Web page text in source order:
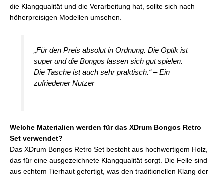
die Klangqualität und die Verarbeitung hat, sollte sich nach
höherpreisigen Modellen umsehen.
„Für den Preis absolut in Ordnung. Die Optik ist
super und die Bongos lassen sich gut spielen.
Die Tasche ist auch sehr praktisch.“ – Ein
zufriedener Nutzer
Welche Materialien werden für das XDrum Bongos Retro
Set verwendet?
Das XDrum Bongos Retro Set besteht aus hochwertigem Holz,
das für eine ausgezeichnete Klangqualität sorgt. Die Felle sind
aus echtem Tierhaut gefertigt, was den traditionellen Klang der